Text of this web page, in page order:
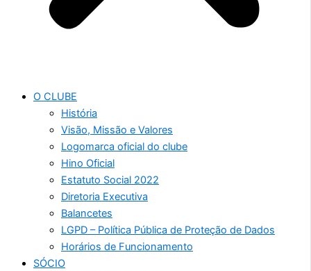
O CLUBE
História
Visão, Missão e Valores
Logomarca oficial do clube
Hino Oficial
Estatuto Social 2022
Diretoria Executiva
Balancetes
LGPD – Política Pública de Proteção de Dados
Horários de Funcionamento
SÓCIO